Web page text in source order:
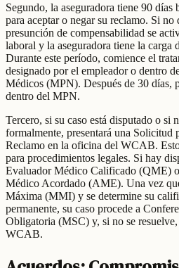
Segundo, la aseguradora tiene 90
para aceptar o negar su reclamo. Si
presunción de compensabilidad se
laboral y la aseguradora tiene la carga
Durante este período, comience el
designado por el empleador o dentro
Médicos (MPN). Después de 30 días,
dentro del MPN.
Tercero, si su caso está disputado o si
formalmente, presentará una Solicitud
Reclamo en la oficina del WCAB.
para procedimientos legales. Si hay
Evaluador Médico Calificado (QME)
Médico Acordado (AME). Una vez
Máxima (MMI) y se determine su
permanente, su caso procede a
Obligatoria (MSC) y, si no se
WCAB.